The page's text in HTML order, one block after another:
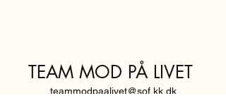
TEAM MOD PÅ LIVET
teammodpaalivet@sof.kk.dk